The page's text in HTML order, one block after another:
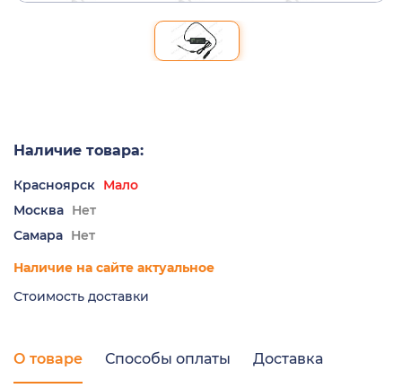
Наличие товара:
Красноярск Мало
Москва Нет
Самара Нет
Наличие на сайте актуальное
Стоимость доставки
О товаре Способы оплаты Доставка